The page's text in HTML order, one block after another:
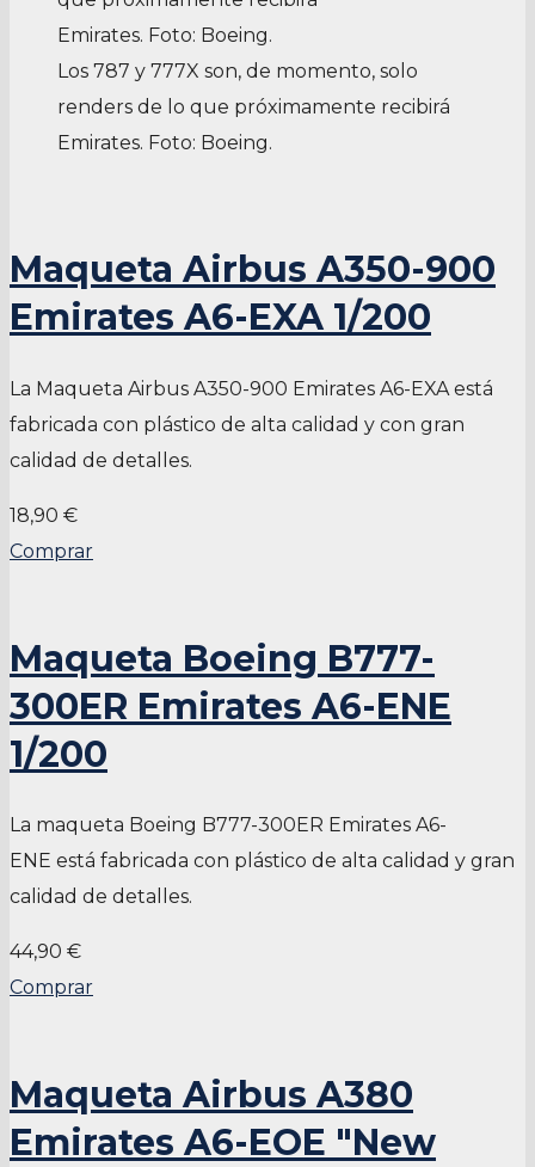
Los 787 y 777X son, de momento, solo
renders de lo que próximamente recibirá
Emirates. Foto: Boeing.
Maqueta Airbus A350-900
Emirates A6-EXA 1/200
La Maqueta Airbus A350-900 Emirates A6-EXA está
fabricada con plástico de alta calidad y con gran
calidad de detalles.
18,90 €
Comprar
Maqueta Boeing B777-
300ER Emirates A6-ENE
1/200
La maqueta Boeing B777-300ER Emirates A6-
ENE está fabricada con plástico de alta calidad y gran
calidad de detalles.
44,90 €
Comprar
Maqueta Airbus A380
Emirates A6-EOE "New